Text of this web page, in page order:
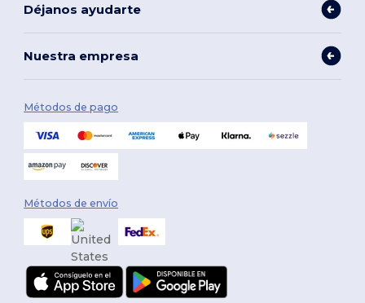
Déjanos ayudarte
Nuestra empresa
Métodos de pago
Métodos de envío